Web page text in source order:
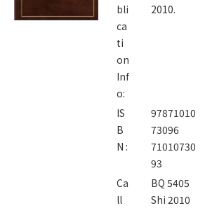
bli
ca
ti
on
Inf
o:
2010.
IS
B
N :
97871010
73096
71010730
93
Ca
ll
BQ 5405
Shi 2010